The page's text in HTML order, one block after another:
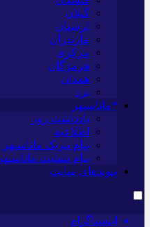
گیلان
لرستان
مازندران
مرکزی
هرمزگان
همدان
یزد
*ماناسپهر
یادداشت روز
اطلاعیه
پیام تبریک ماناسپهر
پیام تسلیت ماناسپهر
پیوندهای سایت
اینستاگرام